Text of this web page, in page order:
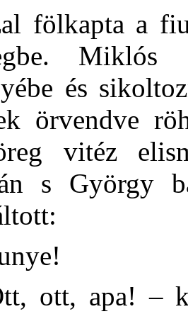
fölkapta a
és
örvendve
vitéz
s György
ott, apa! –